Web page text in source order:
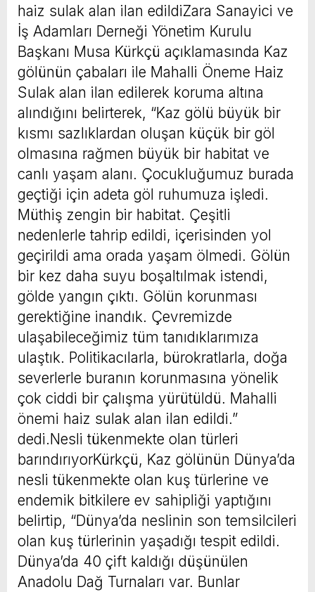
haiz sulak alan ilan edildiZara Sanayici ve
İş Adamları Derneği Yönetim Kurulu
Başkanı Musa Kürkçü açıklamasında Kaz
gölünün çabaları ile Mahalli Öneme Haiz
Sulak alan ilan edilerek koruma altına
alındığını belirterek, “Kaz gölü büyük bir
kısmı sazlıklardan oluşan küçük bir göl
olmasına rağmen büyük bir habitat ve
canlı yaşam alanı. Çocukluğumuz burada
geçtiği için adeta göl ruhumuza işledi.
Müthiş zengin bir habitat. Çeşitli
nedenlerle tahrip edildi, içerisinden yol
geçirildi ama orada yaşam ölmedi. Gölün
bir kez daha suyu boşaltılmak istendi,
gölde yangın çıktı. Gölün korunması
gerektiğine inandık. Çevremizde
ulaşabileceğimiz tüm tanıdıklarımıza
ulaştık. Politikacılarla, bürokratlarla, doğa
severlerle buranın korunmasına yönelik
çok ciddi bir çalışma yürütüldü. Mahalli
önemi haiz sulak alan ilan edildi.”
dedi.Nesli tükenmekte olan türleri
barındırıyorKürkçü, Kaz gölünün Dünya’da
nesli tükenmekte olan kuş türlerine ve
endemik bitkilere ev sahipliği yaptığını
belirtip, “Dünya’da neslinin son temsilcileri
olan kuş türlerinin yaşadığı tespit edildi.
Dünya’da 40 çift kaldığı düşünülen
Anadolu Dağ Turnaları var. Bunlar